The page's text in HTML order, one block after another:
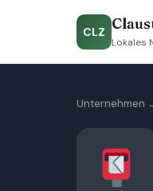
CLZ
Lokales
Unternehmen